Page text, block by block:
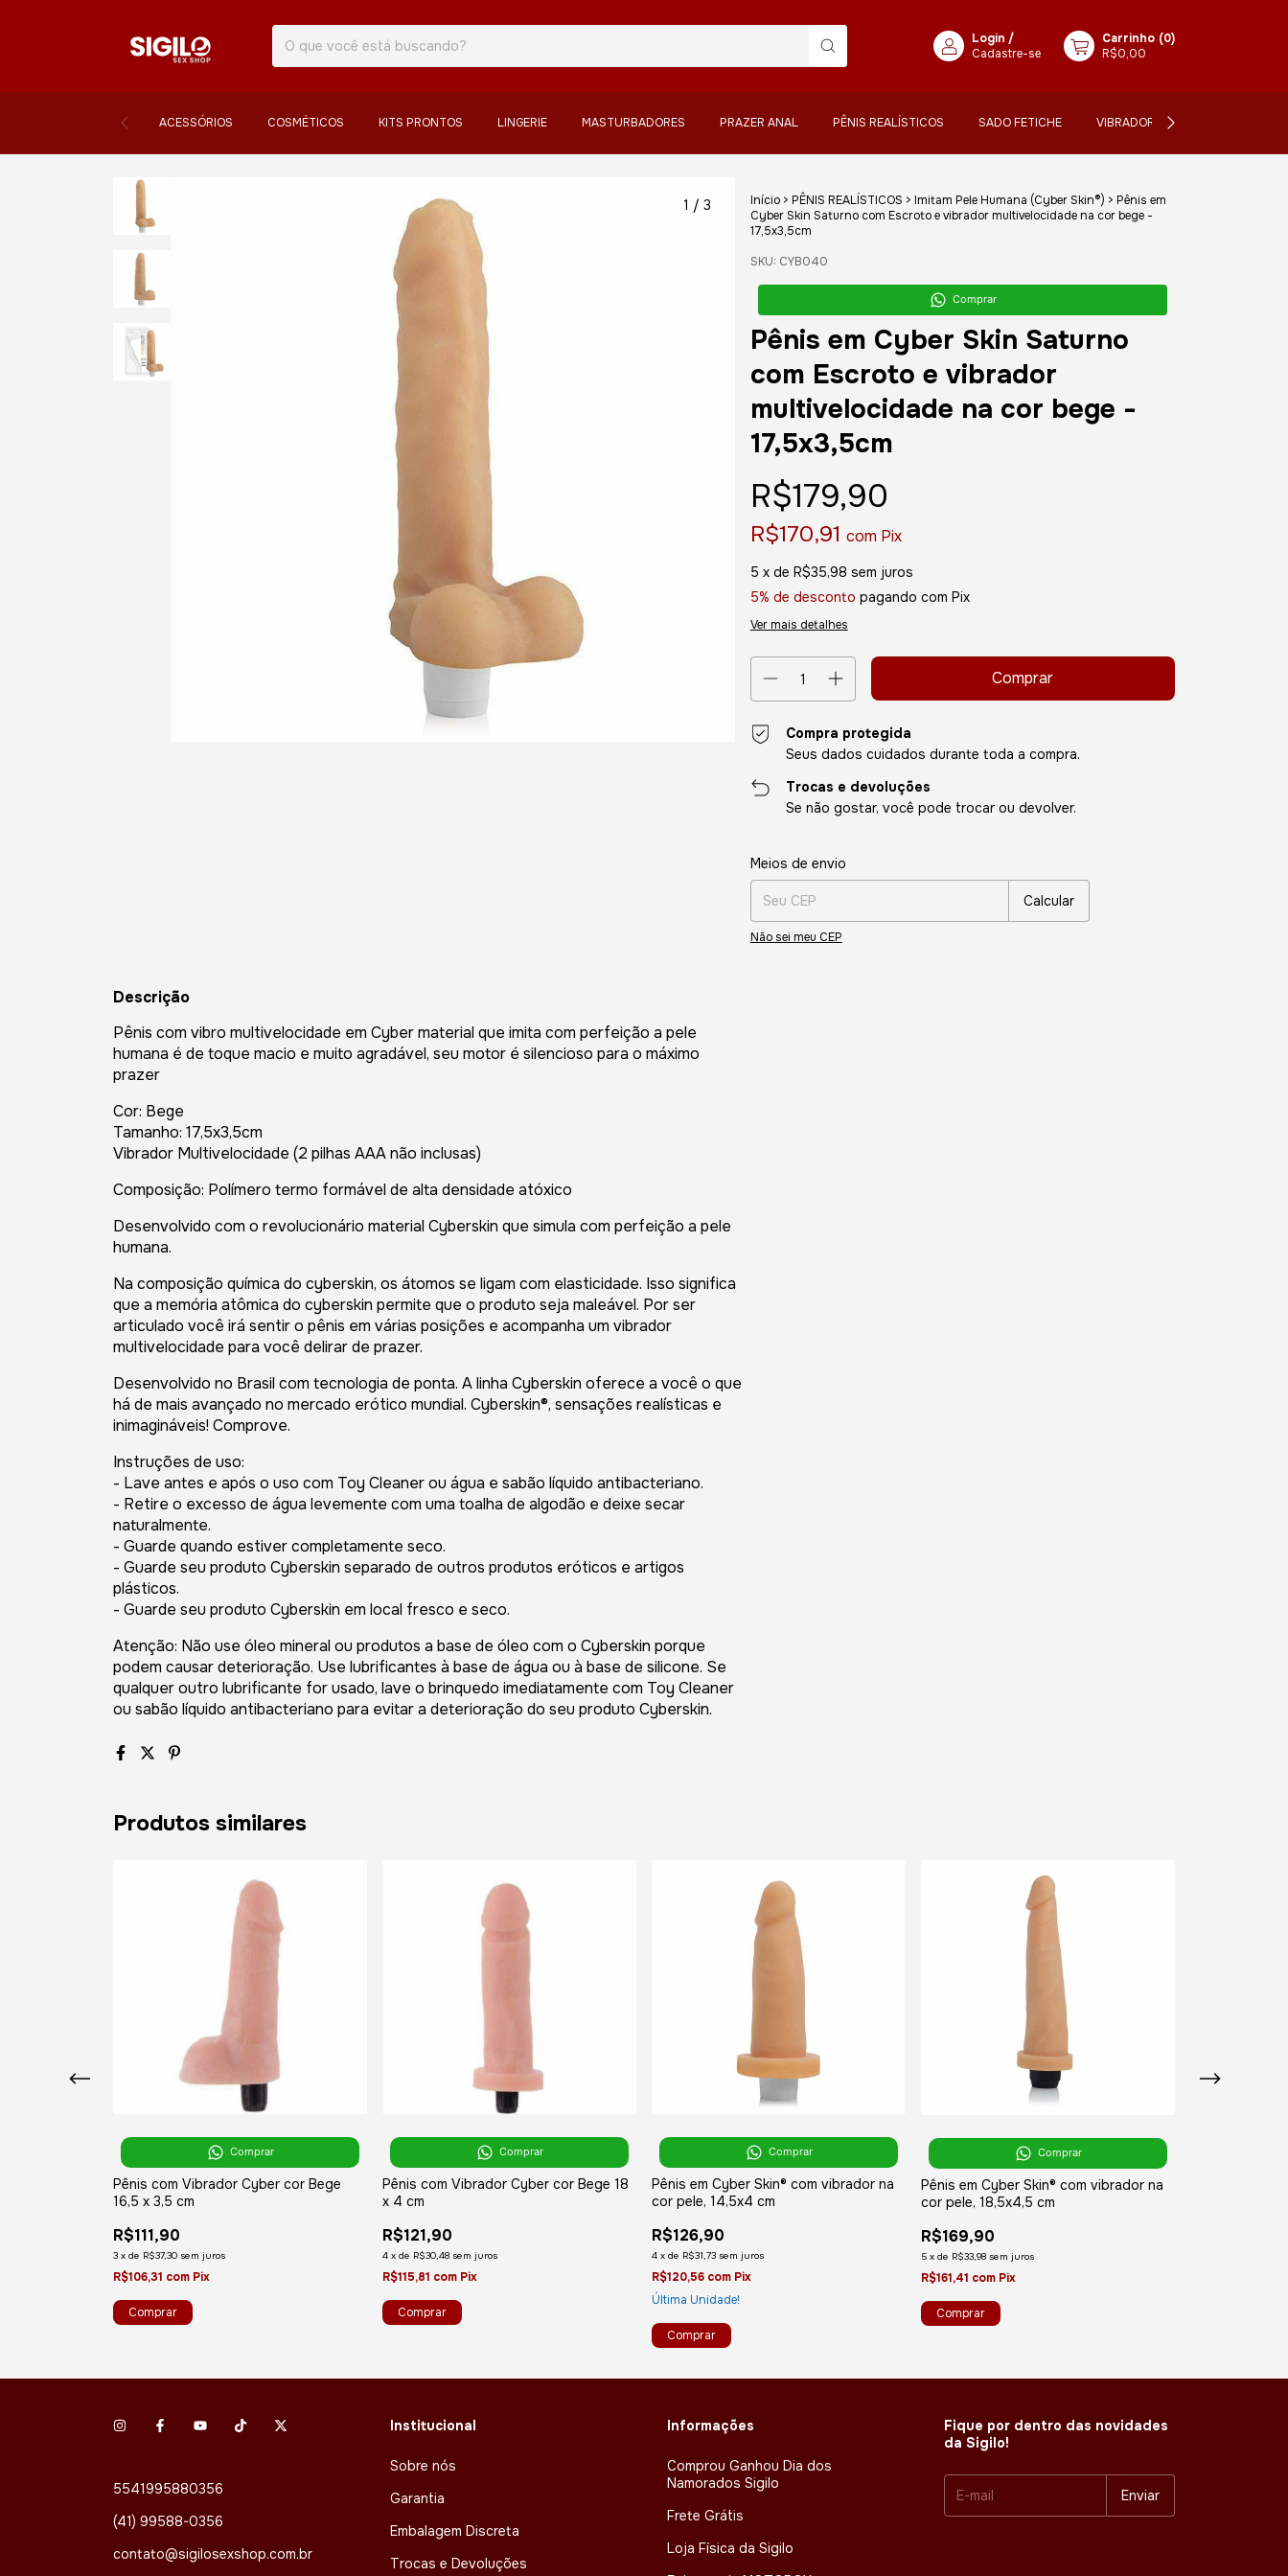
Login /
Cadastre-se
Carrinho (0)
R$0,00
ACESSÓRIOS COSMÉTICOS KITS PRONTOS LINGERIE MASTURBADORES PRAZER ANAL PÊNIS REALÍSTICOS SADO FETICHE VIBRADORES
1 / 3 Início > PÊNIS REALÍSTICOS > Imitam Pele Humana (Cyber Skin®) > Pênis em
Cyber Skin Saturno com Escroto e vibrador multivelocidade na cor bege -
17,5x3,5cm
SKU: CYB040
Comprar
Pênis em Cyber Skin Saturno
com Escroto e vibrador
multivelocidade na cor bege -
17,5x3,5cm
R$179,90
R$170,91 com Pix
5 x de R$35,98 sem juros
5% de desconto pagando com Pix
Ver mais detalhes
Compra protegida
Seus dados cuidados durante toda a compra.
Trocas e devoluções
Se não gostar, você pode trocar ou devolver.
Entregas para o CEP:
Meios de envio
Calcular
Não sei meu CEP
Descrição
Pênis com vibro multivelocidade em Cyber material que imita com perfeição a pele
humana é de toque macio e muito agradável, seu motor é silencioso para o máximo
prazer
Cor: Bege
Tamanho: 17,5x3,5cm
Vibrador Multivelocidade (2 pilhas AAA não inclusas)
Composição: Polímero termo formável de alta densidade atóxico
Desenvolvido com o revolucionário material Cyberskin que simula com perfeição a pele
humana.
Na composição química do cyberskin, os átomos se ligam com elasticidade. Isso significa
que a memória atômica do cyberskin permite que o produto seja maleável. Por ser
articulado você irá sentir o pênis em várias posições e acompanha um vibrador
multivelocidade para você delirar de prazer.
Desenvolvido no Brasil com tecnologia de ponta. A linha Cyberskin oferece a você o que
há de mais avançado no mercado erótico mundial. Cyberskin®, sensações realísticas e
inimagináveis! Comprove.
Instruções de uso:
- Lave antes e após o uso com Toy Cleaner ou água e sabão líquido antibacteriano.
- Retire o excesso de água levemente com uma toalha de algodão e deixe secar
naturalmente.
- Guarde quando estiver completamente seco.
- Guarde seu produto Cyberskin separado de outros produtos eróticos e artigos
plásticos.
- Guarde seu produto Cyberskin em local fresco e seco.
Atenção: Não use óleo mineral ou produtos a base de óleo com o Cyberskin porque
podem causar deterioração. Use lubrificantes à base de água ou à base de silicone. Se
qualquer outro lubrificante for usado, lave o brinquedo imediatamente com Toy Cleaner
ou sabão líquido antibacteriano para evitar a deterioração do seu produto Cyberskin.
Produtos similares
Comprar
Pênis com Vibrador Cyber cor Bege
16,5 x 3,5 cm
R$111,90
3 x de R$37,30 sem juros
R$106,31 com Pix
Comprar
Pênis com Vibrador Cyber cor Bege 18
x 4 cm
R$121,90
4 x de R$30,48 sem juros
R$115,81 com Pix
Comprar
Pênis em Cyber Skin® com vibrador na
cor pele, 14,5x4 cm
R$126,90
4 x de R$31,73 sem juros
R$120,56 com Pix
Última Unidade!
Comprar
Pênis em Cyber Skin® com vibrador na
cor pele, 18,5x4,5 cm
R$169,90
5 x de R$33,98 sem juros
R$161,41 com Pix
5541995880356
(41) 99588-0356
contato@sigilosexshop.com.br
Institucional
Sobre nós
Garantia
Embalagem Discreta
Trocas e Devoluções
Informações
Comprou Ganhou Dia dos
Namorados Sigilo
Frete Grátis
Loja Física da Sigilo
Fique por dentro das novidades
da Sigilo!